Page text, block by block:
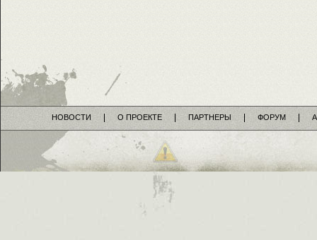
НОВОСТИ О ПРОЕКТЕ ПАРТНЕРЫ ФОРУМ